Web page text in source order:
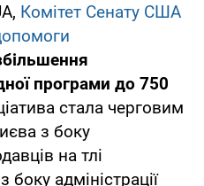
Комітет Сенату США
програми до 750
стала черговим
з боку
на тлі
адміністрації